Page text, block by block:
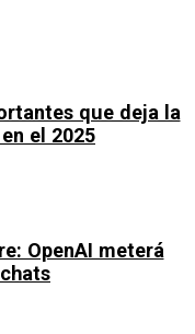
que deja la
el 2025
OpenAI meterá